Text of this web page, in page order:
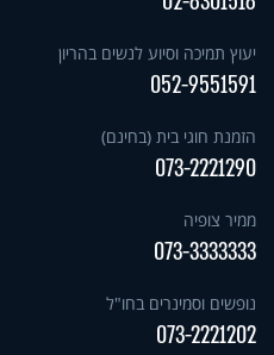
יעוץ תמיכה וסיוע לנשים בהריון
052-9551591
הזמנת חוגי בית (בחינם)
073-2221290
ממיר צופיה
073-3333333
נופשים וסמינרים בחו"ל
073-2221202